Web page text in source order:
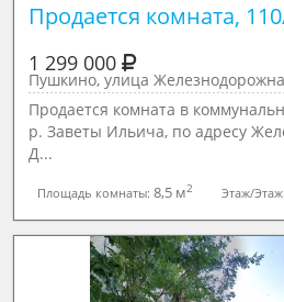
Продается комната,
1 299 000
Пушкино, улица
Продается комната в
р. Заветы Ильича, по адресу
Д...
Площадь комнаты: 8,5 м2 Этаж/